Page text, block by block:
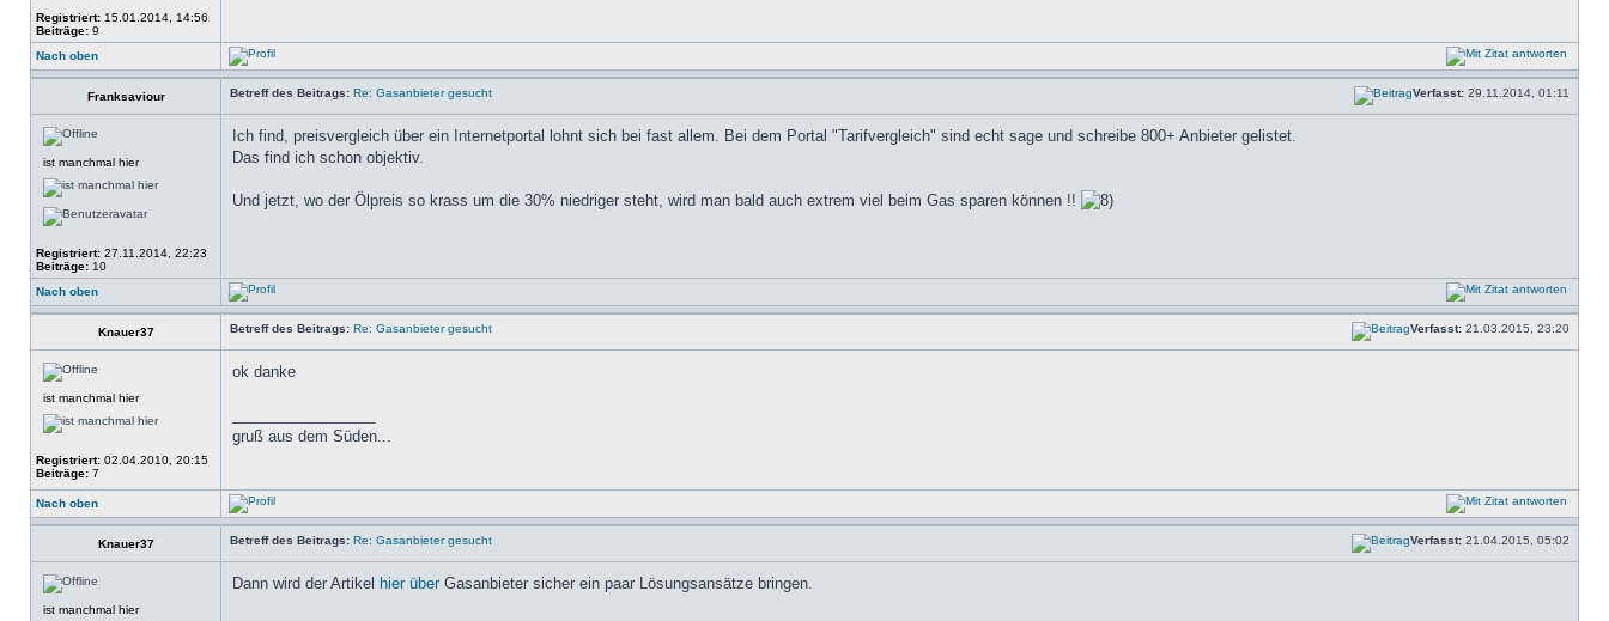
Registriert: 15.01.2014, 14:56
Beiträge: 9
Nach oben
Franksaviour Betreff des Beitrags: Re: Gasanbieter gesucht Verfasst: 29.11.2014, 01:11
ist manchmal hier
Registriert: 27.11.2014, 22:23
Beiträge: 10
Ich find, preisvergleich über ein Internetportal lohnt sich bei fast allem. Bei dem Portal "Tarifvergleich" sind echt sage und schreibe 800+ Anbieter gelistet.
Das find ich schon objektiv.
Und jetzt, wo der Ölpreis so krass um die 30% niedriger steht, wird man bald auch extrem viel beim Gas sparen können !!
Nach oben
Knauer37 Betreff des Beitrags: Re: Gasanbieter gesucht Verfasst: 21.03.2015, 23:20
ist manchmal hier
Registriert: 02.04.2010, 20:15
Beiträge: 7
ok danke
gruß aus dem Süden...
Nach oben
Knauer37 Betreff des Beitrags: Re: Gasanbieter gesucht Verfasst: 21.04.2015, 05:02
ist manchmal hier
Dann wird der Artikel hier über Gasanbieter sicher ein paar Lösungsansätze bringen.